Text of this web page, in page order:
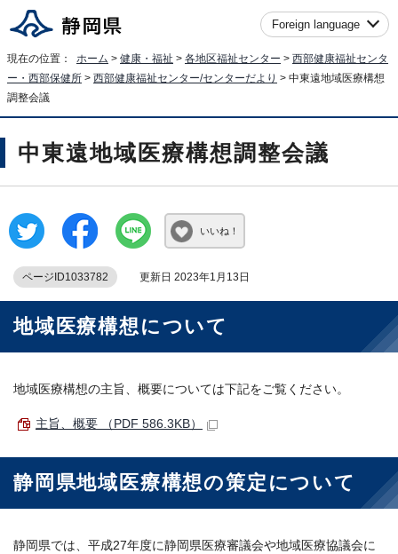
Foreign language
現在の位置： ホーム > 健康・福祉 > 各地区福祉センター > 西部健康福祉センタ
ー・西部保健所 > 西部健康福祉センター/センターだより > 中東遠地域医療構想
調整会議
中東遠地域医療構想調整会議
いいね！
ページID1033782 更新日 2023年1月13日
地域医療構想について
地域医療構想の主旨、概要については下記をご覧ください。
主旨、概要 （PDF 586.3KB）
静岡県地域医療構想の策定について
静岡県では、平成27年度に静岡県医療審議会や地域医療協議会に